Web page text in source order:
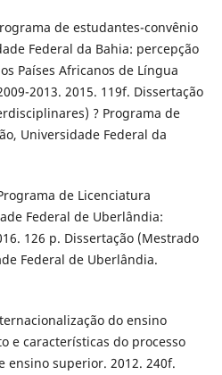
de estudantes-convênio
Federal da Bahia: percepção
Países Africanos de Língua
2013. 2015. 119f. Dissertação
? Programa de
Universidade Federal da
de Licenciatura
Federal de Uberlândia:
126 p. Dissertação (Mestrado
Federal de Uberlândia.
do ensino
e características do processo
ensino superior. 2012. 240f.